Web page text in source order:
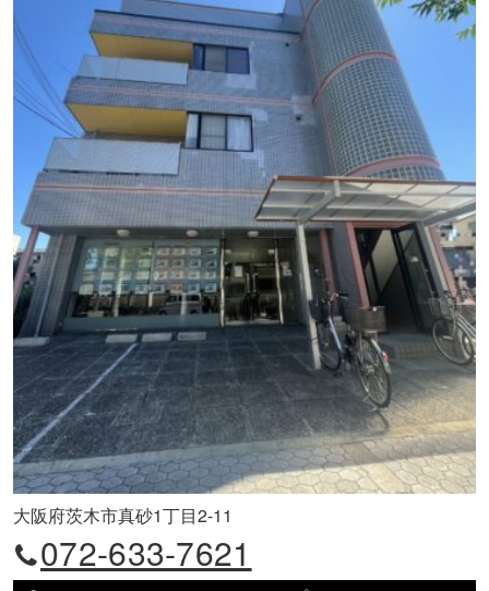
大阪府茨木市真砂1丁目2-11
072-633-7621